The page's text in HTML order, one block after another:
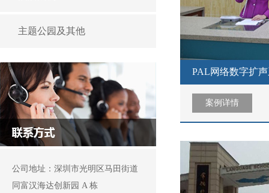
主题公园及其他
公司地址：深圳市光明区马田街道
同富汉海达创新园 A 栋
PAL网络数字扩
案例详情